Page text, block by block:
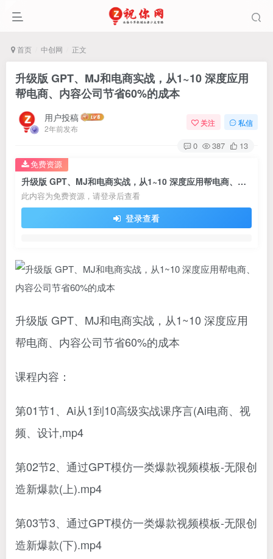
首页 中创网 正文
升级版 GPT、MJ和电商实战，从1~10 深度应用
帮电商、内容公司节省60%的成本
用户投稿
2年前发布
关注 私信
0 387 13
升级版 GPT、MJ和电商实战，从1~10 深度应用帮电商、内容公司节省60%的成本
此内容为免费资源，请登录后查看
登录查看
免费资源
升级版 GPT、MJ和电商实战，从1~10 深度应用
帮电商、内容公司节省60%的成本
课程内容：
第01节1、Ai从1到10高级实战课序言(Ai电商、视
频、设计,mp4
第02节2、通过GPT模仿一类爆款视频模板-无限创
造新爆款(上).mp4
第03节3、通过GPT模仿一类爆款视频模板-无限创
造新爆款(下).mp4